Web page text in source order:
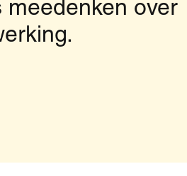
meedenken over